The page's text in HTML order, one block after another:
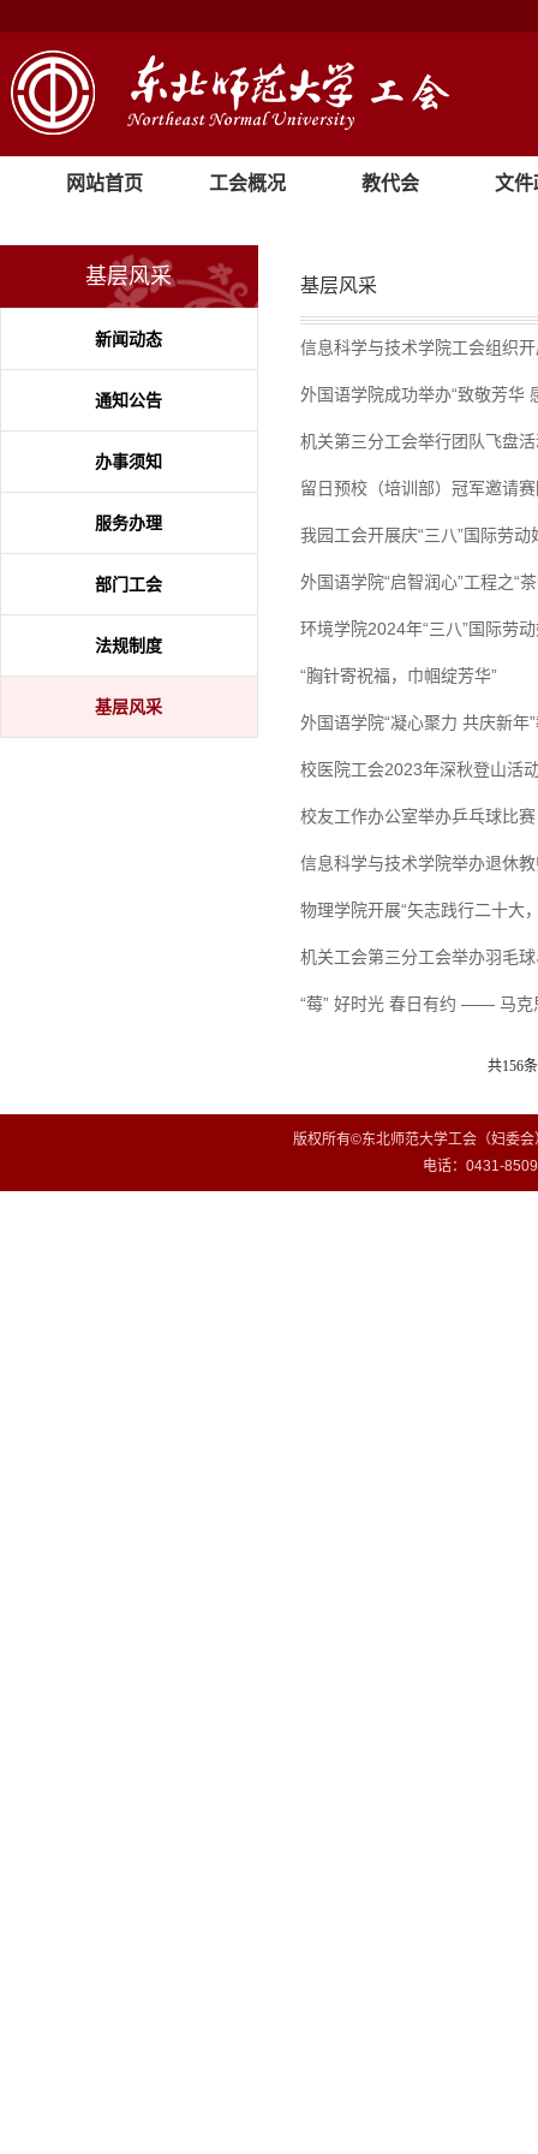
网站首页 工会概况 教代会 文件
基层风采
新闻动态
通知公告
办事须知
服务办理
部门工会
法规制度
基层风采
基层风采
信息科学与技术学院工会组织
外国语学院成功举办“致敬芳华
机关第三分工会举行团队飞盘
留日预校（培训部）冠军邀请
我园工会开展庆“三八”国际劳
外国语学院“启智润心”工程之“
环境学院2024年“三八”国际劳
“胸针寄祝福，巾帼绽芳华”
外国语学院“凝心聚力 共庆新
校医院工会2023年深秋登山活
校友工作办公室举办乒乓球比赛
信息科学与技术学院举办退休教
物理学院开展“矢志践行二十大
机关工会第三分工会举办羽毛
“莓” 好时光 春日有约 —— 马克
共156条
版权所有©东北师范大学工会（妇委
电话：0431-